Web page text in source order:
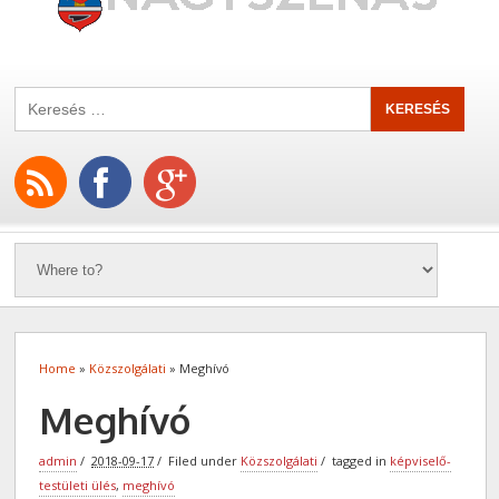
Home » Közszolgálati » Meghívó
Meghívó
admin 2018-09-17 Filed under Közszolgálati tagged in képviselő-
testületi ülés, meghívó